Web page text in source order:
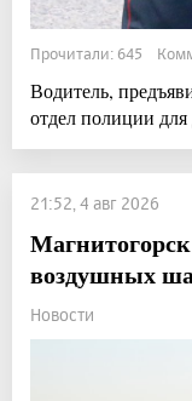
Прочитали: 645
Водитель,
отдел полиции для
21:52, 4 авг 2026
воздушных
Новости